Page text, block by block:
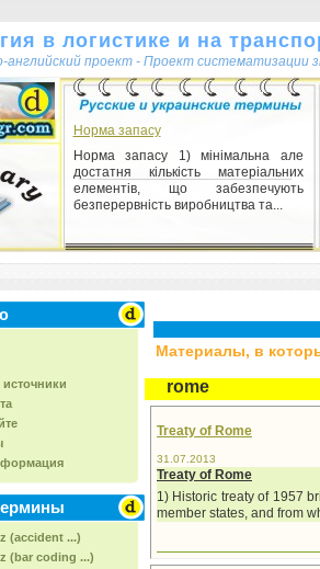
в логистике и на
английский проект - Проект
Норма запасу
Норма запасу 1) мінімальна але
достатня кількість матеріальних
елементів, що забезпечують
безперервність виробництва та...
(accident ...)
(bar coding ...)
Материалы, в
rome
Treaty of Rome
31.07.2013
Treaty of Rome
1) Historic treaty of 1957
member states, and from